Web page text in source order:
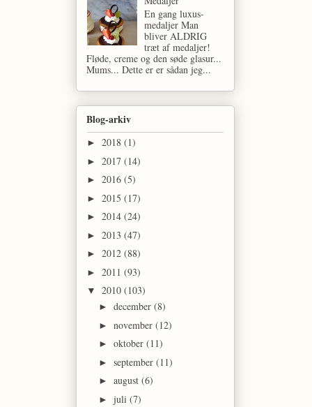
En gang luxus-
medaljer Man
bliver ALDRIG
træt af medaljer!
Fløde, creme og den søde glasur...
Mums... Dette er er sådan jeg...
Blog-arkiv
►2018(1)
►2017(14)
►2016(5)
►2015(17)
►2014(24)
►2013(47)
►2012(88)
►2011(93)
▼2010(103)
►december(8)
►november(12)
►oktober(11)
►september(11)
►august(6)
►juli(7)